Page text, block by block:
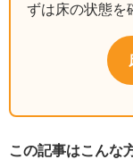
ずは床の状態を
この記事はこんな